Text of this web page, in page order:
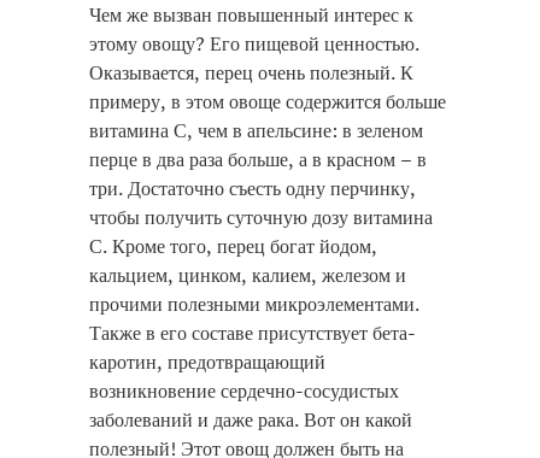
Чем же вызван повышенный интерес к
этому овощу? Его пищевой ценностью.
Оказывается, перец очень полезный. К
примеру, в этом овоще содержится больше
витамина С, чем в апельсине: в зеленом
перце в два раза больше, а в красном – в
три. Достаточно съесть одну перчинку,
чтобы получить суточную дозу витамина
С. Кроме того, перец богат йодом,
кальцием, цинком, калием, железом и
прочими полезными микроэлементами.
Также в его составе присутствует бета-
каротин, предотвращающий
возникновение сердечно-сосудистых
заболеваний и даже рака. Вот он какой
полезный! Этот овощ должен быть на